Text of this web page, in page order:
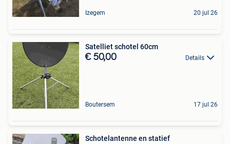
Izegem 20 jul 26
Satelliet schotel 60cm
€ 50,00 Details
Boutersem 17 jul 26
Schotelantenne en statief